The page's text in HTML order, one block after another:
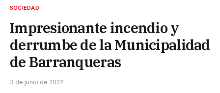
SOCIEDAD
Impresionante incendio y
derrumbe de la Municipalidad
de Barranqueras
3 de junio de 2022